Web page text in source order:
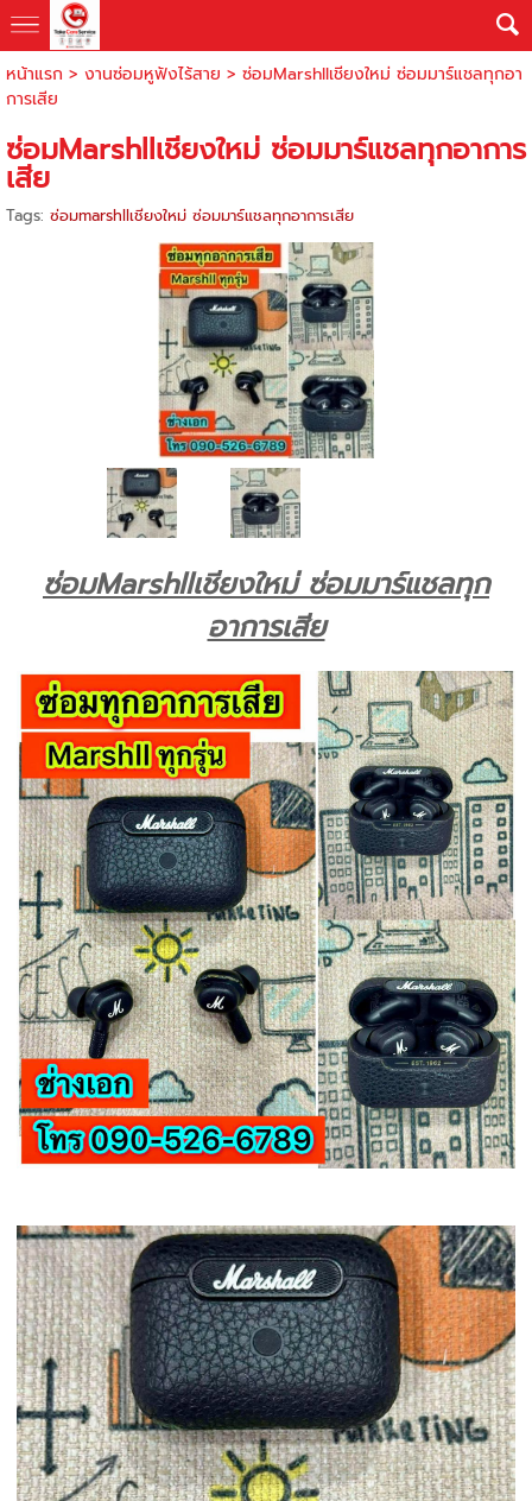
หน้าแรก > งานซ่อมหูฟังไร้สาย > ซ่อมMarshllเชียงใหม่ ซ่อมมาร์แชลทุกอา
การเสีย
ซ่อมMarshllเชียงใหม่ ซ่อมมาร์แชลทุกอาการ
เสีย
Tags: ซ่อมmarshllเชียงใหม่ ซ่อมมาร์แชลทุกอาการเสีย
ซ่อมMarshllเชียงใหม่ ซ่อมมาร์แชลทุก
อาการเสีย